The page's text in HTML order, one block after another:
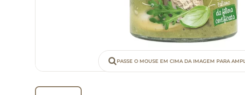
PASSE O MOUSE EM CIMA DA IMAGEM PARA